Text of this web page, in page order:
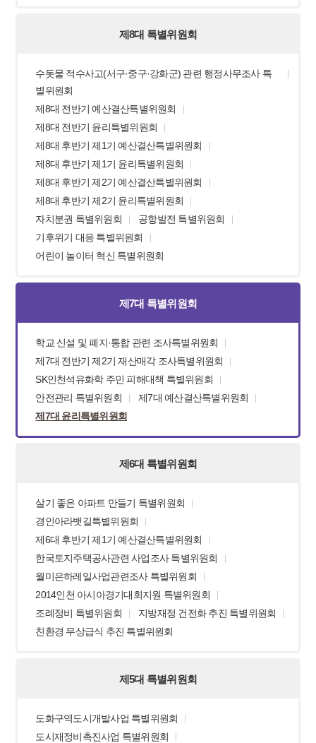
제8대 특별위원회
수돗물 적수사고(서구·중구·강화군) 관련 행정사무조사 특
별위원회
제8대 전반기 예산결산특별위원회
제8대 전반기 윤리특별위원회
제8대 후반기 제1기 예산결산특별위원회
제8대 후반기 제1기 윤리특별위원회
제8대 후반기 제2기 예산결산특별위원회
제8대 후반기 제2기 윤리특별위원회
자치분권 특별위원회
공항발전 특별위원회
기후위기 대응 특별위원회
어린이 놀이터 혁신 특별위원회
제7대 특별위원회
학교 신설 및 폐지·통합 관련 조사특별위원회
제7대 전반기 제2기 재산매각 조사특별위원회
SK인천석유화학 주민 피해대책 특별위원회
안전관리 특별위원회
제7대 예산결산특별위원회
제7대 윤리특별위원회
제6대 특별위원회
살기 좋은 아파트 만들기 특별위원회
경인아라뱃길특별위원회
제6대 후반기 제1기 예산결산특별위원회
한국토지주택공사관련 사업조사 특별위원회
월미은하레일사업관련조사 특별위원회
2014인천 아시아경기대회지원 특별위원회
조례정비 특별위원회
지방재정 건전화 추진 특별위원회
친환경 무상급식 추진 특별위원회
제5대 특별위원회
도화구역도시개발사업 특별위원회
도시재정비촉진사업 특별위원회